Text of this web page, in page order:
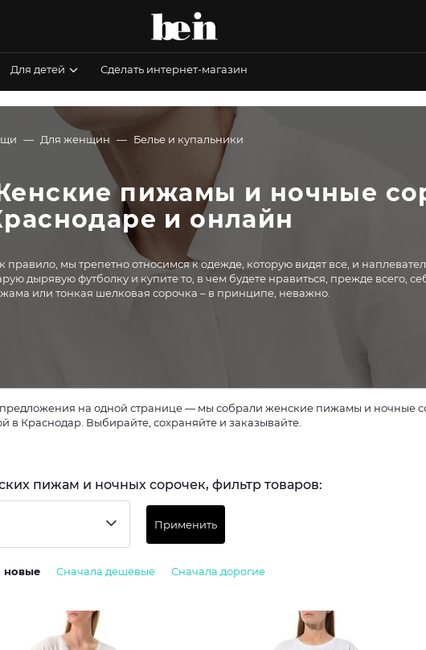
Для детей Сделать интернет-магазин
Для женщин Белье и купальники
пижамы и ночные
и онлайн
правило, мы трепетно относимся к одежде, которую видят все, и
дырявую футболку и купите то, в чем будете нравиться, прежде всего,
или тонкая шелковая сорочка – в принципе, неважно.
на одной странице — мы собрали женские пижамы и ночные
в Краснодар. Выбирайте, сохраняйте и заказывайте.
пижам и ночных сорочек, фильтр товаров:
Применить
новые Сначала дешёвые Сначала дорогие